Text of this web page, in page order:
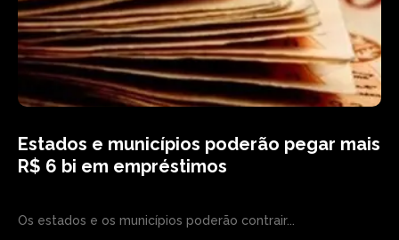
Estados e municípios poderão pegar mais
R$ 6 bi em empréstimos
Os estados e os municípios poderão contrair...